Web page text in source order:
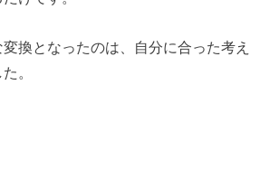
換となったのは、自分に合った考え
。